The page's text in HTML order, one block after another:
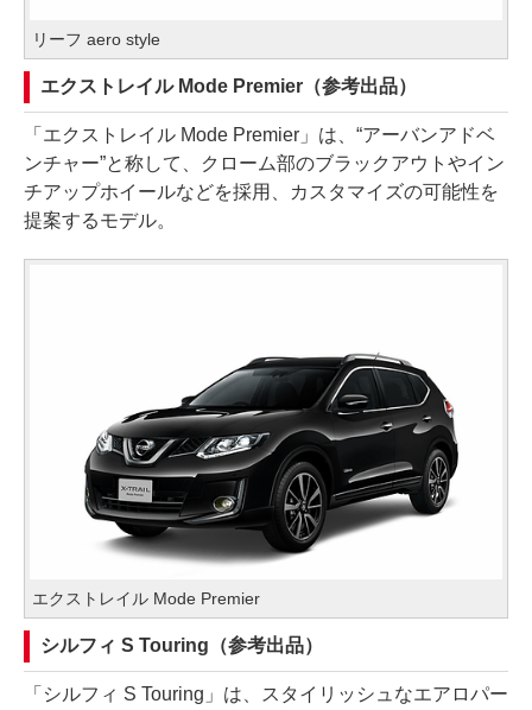
リーフ aero style
エクストレイル Mode Premier（参考出品）
「エクストレイル Mode Premier」は、“アーバンアドベ
ンチャー”と称して、クローム部のブラックアウトやイン
チアップホイールなどを採用、カスタマイズの可能性を
提案するモデル。
エクストレイル Mode Premier
シルフィ S Touring（参考出品）
「シルフィ S Touring」は、スタイリッシュなエアロパー